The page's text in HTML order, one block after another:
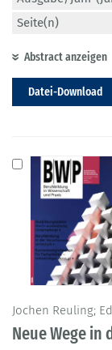
Seite(n)
Abstract anzeigen
Datei-Download
Jochen Reuling;
Neue Wege